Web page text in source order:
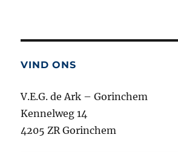
VIND ONS
V.E.G. de Ark – Gorinchem
Kennelweg 14
4205 ZR Gorinchem